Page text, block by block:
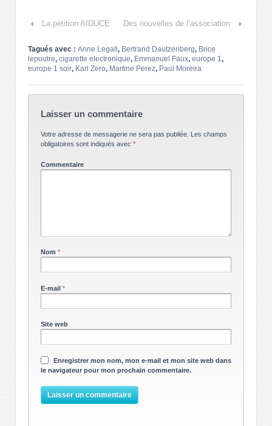
‹ La pétition AIDUCE Des nouvelles de l’association ›
Tagués avec : Anne Legall , Bertrand Dautzenberg, Brice
lepoutre, cigarette electronique, Emmanuel Faux, europe 1,
europe 1 soir, Karl Zero, Martine Perez, Paul Moreira
Laisser un commentaire
Votre adresse de messagerie ne sera pas publiée. Les champs
obligatoires sont indiqués avec *
Commentaire
Nom *
E-mail *
Site web
Enregistrer mon nom, mon e-mail et mon site web dans
le navigateur pour mon prochain commentaire.